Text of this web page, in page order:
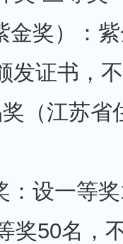
金奖）：
发证书，
（江苏省
：设一等
奖50名，